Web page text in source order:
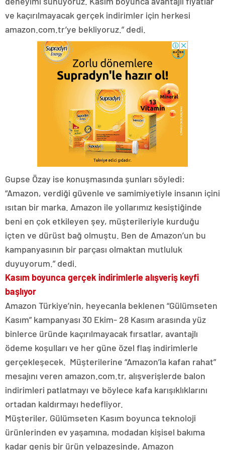
ve kaçırılmayacak gerçek indirimler için herkesi
amazon.com.tr’ye bekliyoruz.” dedi.
Gupse Özay ise konuşmasında şunları söyledi:
“Amazon, verdiği güvenle ve samimiyetiyle insanın içini
ısıtan bir marka. Amazon ile yollarımız kesiştiğinde
beni en çok etkileyen şey, müşterileriyle kurduğu
içten ve dürüst bağ olmuştu. Ben de Amazon’un bu
kampanyasının bir parçası olmaktan mutluluk
duyuyorum.” dedi.
Kasım boyunca gerçek indirimlerle alışveriş keyfi
başlıyor
Amazon Türkiye’nin, heyecanla beklenen “Gülümseten
Kasım” kampanyası 30 Ekim- 28 Kasım arasında yüz
binlerce üründe kaçırılmayacak fırsatlar, avantajlı
ödeme koşulları ve her güne özel flaş indirimlerle
gerçekleşecek. Müşterilerine “Amazon’la kafan rahat”
mesajını veren amazon.com.tr, alışverişlerde balon
indirimleri patlatmayı ve böylece kafa karışıklıklarını
ortadan kaldırmayı hedefliyor.
Müşteriler, Gülümseten Kasım boyunca teknoloji
ürünlerinden ev yaşamına, modadan kişisel bakıma
kadar geniş bir ürün yelpazesinde, Amazon